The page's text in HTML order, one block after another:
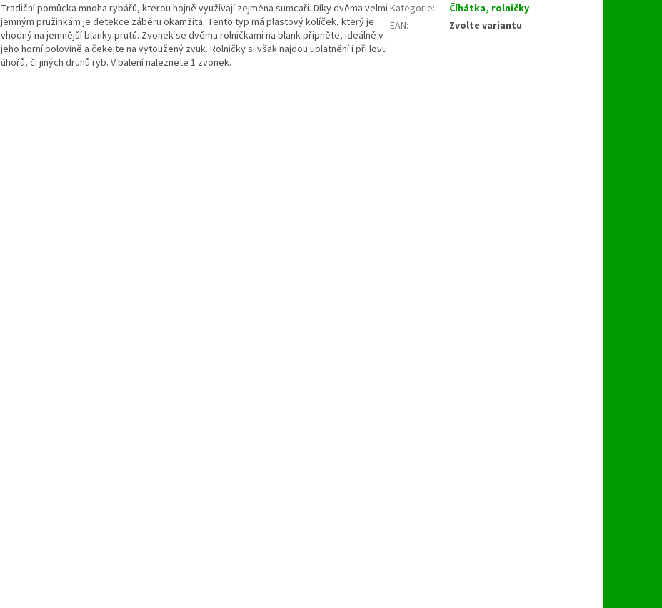
Tradiční pomůcka mnoha rybářů, kterou hojně využívají zejména sumcaři. Díky dvěma velmi
jemným pružinkám je detekce záběru okamžitá. Tento typ má plastový kolíček, který je
vhodný na jemnější blanky prutů. Zvonek se dvěma rolničkami na blank připněte, ideálně v
jeho horní polovině a čekejte na vytoužený zvuk. Rolničky si však najdou uplatnění i při lovu
úhořů, či jiných druhů ryb. V balení naleznete 1 zvonek.
Kategorie:
Číhátka, rolničky
EAN: Zvolte variantu